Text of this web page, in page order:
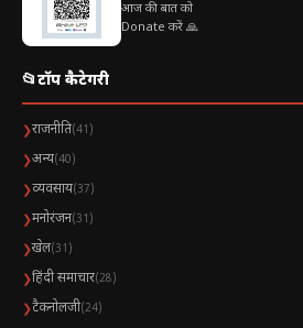
आज की बात को
Donate करें 🙏
📂टॉप कैटेगरी
❯राजनीति(41)
❯अन्य(40)
❯व्यवसाय(37)
❯मनोरंजन(31)
❯खेल(31)
❯हिंदी समाचार(28)
❯टैकनोलजी(24)